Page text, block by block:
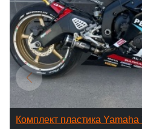
Комплект пластика